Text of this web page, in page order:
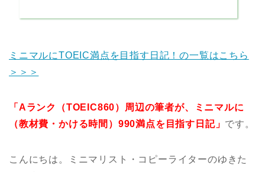
ミニマルにTOEIC満点を目指す日記！の一覧はこちら
＞＞＞
「Aランク（TOEIC860）周辺の筆者が、ミニマルに
（教材費・かける時間）990満点を目指す日記」 です。
こんにちは。ミニマリスト・コピーライターのゆきた